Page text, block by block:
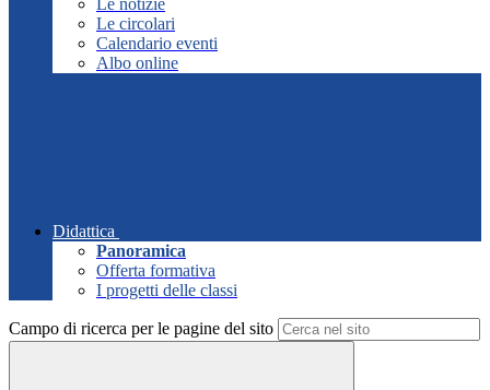
Le notizie
Le circolari
Calendario eventi
Albo online
Didattica
Panoramica
Offerta formativa
I progetti delle classi
Campo di ricerca per le pagine del sito